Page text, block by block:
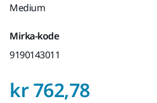
Medium
Mirka-kode
9190143011
kr 762,78Pris